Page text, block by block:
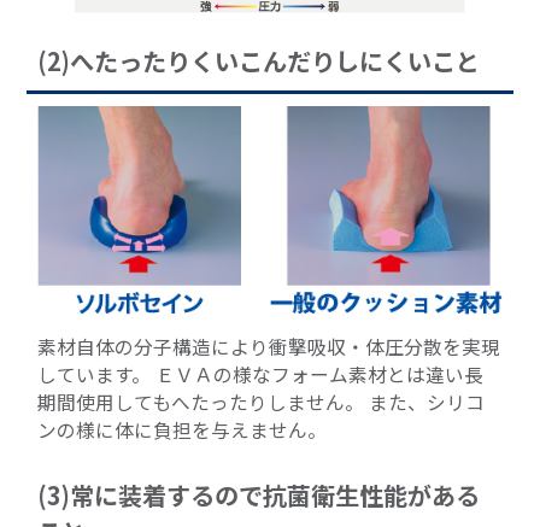
(2)へたったりくいこんだりしにくいこと
素材自体の分子構造により衝撃吸収・体圧分散を実現
しています。 ＥＶＡの様なフォーム素材とは違い長
期間使用してもへたったりしません。 また、シリコ
ンの様に体に負担を与えません。
(3)常に装着するので抗菌衛生性能がある